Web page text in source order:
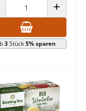
VERRINGERN ANZAHL
3Stück5% sparen